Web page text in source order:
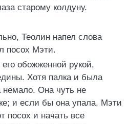
старому колдуну.
Теолин напел слова
посох Мэти.
обожженной рукой,
Хотя палка и была
немало. Она чуть не
и если бы она упала, Мэти
посох и начать все